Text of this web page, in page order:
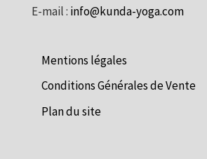
E-mail : info@kunda-yoga.com
Mentions légales
Conditions Générales de Vente
Plan du site